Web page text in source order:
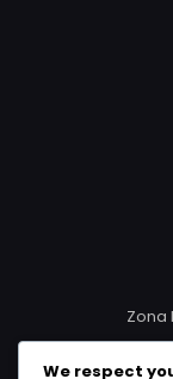
Zona
We respect